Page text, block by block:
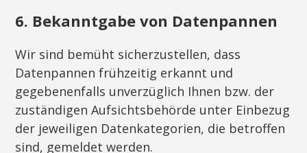
6. Bekanntgabe von Datenpannen
Wir sind bemüht sicherzustellen, dass
Datenpannen frühzeitig erkannt und
gegebenenfalls unverzüglich Ihnen bzw. der
zuständigen Aufsichtsbehörde unter Einbezug
der jeweiligen Datenkategorien, die betroffen
sind, gemeldet werden.